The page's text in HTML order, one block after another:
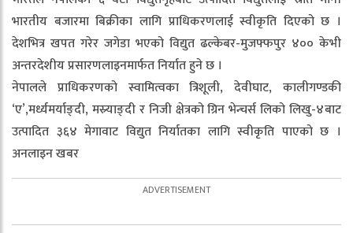
भारतीय बजारमा बिक्रीका लागि प्राधिकरणलाई स्वीकृति दिएको छ ।
देशभित्र खपत गरेर जगेडा भएको विद्युत ढल्केबर-मुजफ्फपुर ४०० केभी
अन्तरदेशीय प्रसारणलाइनमार्फत निर्यात हुने छ ।
नेपालले प्राधिकरणको स्वामित्वका त्रिशूली, देवीघाट, कालीगण्डकी
‘ए’,मर्ध्यमर्याङ्दी, मस्र्याङ्दी र निजी क्षेत्रको ग्रिन भेन्चर्स लिको लिखु-४बाट
उत्पादित ३६४ मेगावाट विद्युत निर्यातका लागि स्वीकृति पाएको छ ।
अनलाइन खबर